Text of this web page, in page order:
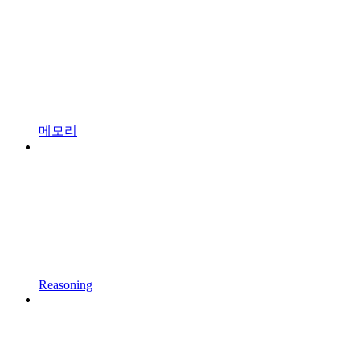
메모리
Reasoning